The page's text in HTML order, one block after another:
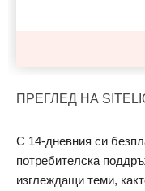
ПРЕГЛЕД НА
С 14-дневния си
потребителска
изглеждащи теми,